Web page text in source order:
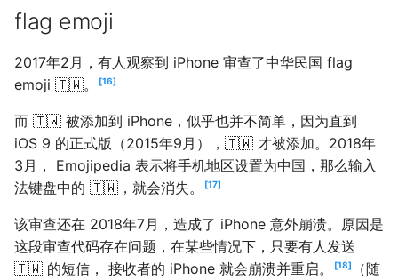
flag emoji
2017年2月，有人观察到 iPhone 审查了中华民国 flag
emoji 🇹🇼。
16
而 🇹🇼 被添加到 iPhone，似乎也并不简单，因为直到
iOS 9 的正式版（2015年9月），🇹🇼 才被添加。2018年
3月， Emojipedia 表示将手机地区设置为中国，那么输入
法键盘中的 🇹🇼，就会消失。
17
该审查还在 2018年7月，造成了 iPhone 意外崩溃。原因是
这段审查代码存在问题，在某些情况下，只要有人发送
🇹🇼 的短信， 接收者的 iPhone 就会崩溃并重启。
18
（随